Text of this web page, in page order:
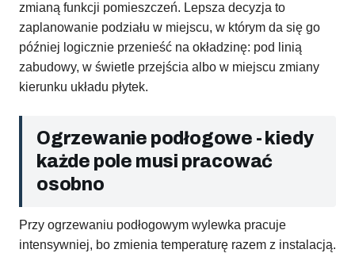
zmianą funkcji pomieszczeń. Lepsza decyzja to
zaplanowanie podziału w miejscu, w którym da się go
później logicznie przenieść na okładzinę: pod linią
zabudowy, w świetle przejścia albo w miejscu zmiany
kierunku układu płytek.
Ogrzewanie podłogowe - kiedy
każde pole musi pracować
osobno
Przy ogrzewaniu podłogowym wylewka pracuje
intensywniej, bo zmienia temperaturę razem z instalacją.